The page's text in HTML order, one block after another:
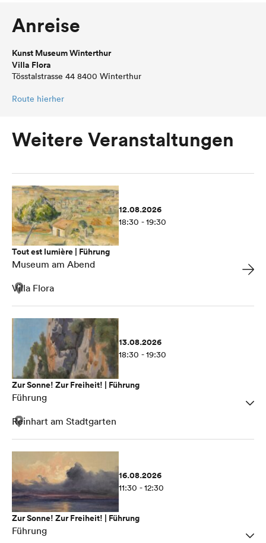
Anreise
Kunst Museum Winterthur
Villa Flora
Tösstalstrasse 44 8400 Winterthur
Route hierher
Weitere Veranstaltungen
12.08.2026
18:30 - 19:30
Tout est lumière | Führung
Museum am Abend
Villa Flora
13.08.2026
18:30 - 19:30
Zur Sonne! Zur Freiheit! | Führung
Führung
Reinhart am Stadtgarten
16.08.2026
11:30 - 12:30
Zur Sonne! Zur Freiheit! | Führung
Führung